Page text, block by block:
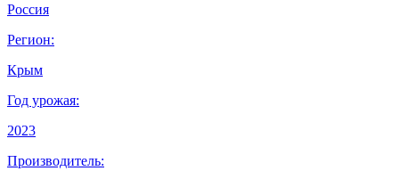
Россия
Регион:
Крым
Год урожая:
2023
Производитель: